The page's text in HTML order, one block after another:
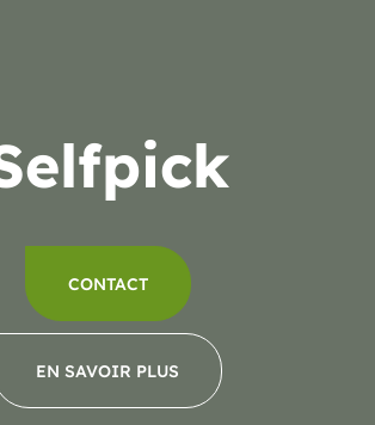
CONTACT
EN SAVOIR PLUS